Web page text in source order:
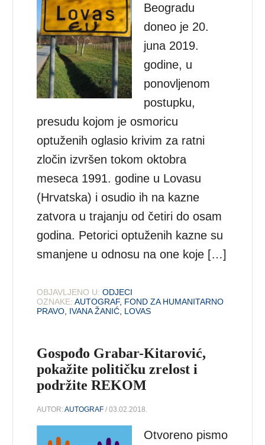
Beogradu
doneo je 20.
juna 2019.
godine, u
ponovljenom
postupku,
presudu kojom je osmoricu
optuženih oglasio krivim za ratni
zločin izvršen tokom oktobra
meseca 1991. godine u Lovasu
(Hrvatska) i osudio ih na kazne
zatvora u trajanju od četiri do osam
godina. Petorici optuženih kazne su
smanjene u odnosu na one koje […]
OBJAVLJENO U: ODJECI
OZNAKE: AUTOGRAF, FOND ZA HUMANITARNO
PRAVO IVANA ŽANIĆ LOVAS
Gospođo Grabar-Kitarović,
pokažite političku zrelost i
podržite REKOM
AUTOR:AUTOGRAF / 03.02.2018.
Otvoreno pismo